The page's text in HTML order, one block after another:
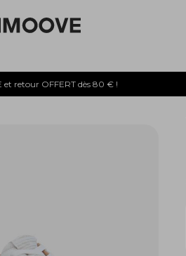
et retour OFFERT dès 80 € !